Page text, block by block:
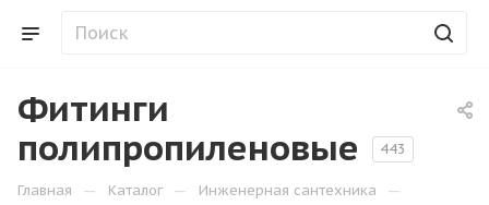
Фитинги
полипропиленовые
443
Главная — Каталог — Инженерная сантехника —